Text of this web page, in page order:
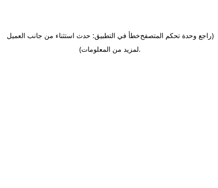
خطأ في التطبيق: حدث استثناء من جانب العميل(راجع وحدة تحكم المتصفح
لمزيد من المعلومات).